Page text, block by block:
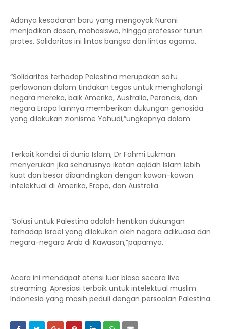
Adanya kesadaran baru yang mengoyak Nurani
menjadikan dosen, mahasiswa, hingga professor turun
protes. Solidaritas ini lintas bangsa dan lintas agama.
“Solidaritas terhadap Palestina merupakan satu
perlawanan dalam tindakan tegas untuk menghalangi
negara mereka, baik Amerika, Australia, Perancis, dan
negara Eropa lainnya memberikan dukungan genosida
yang dilakukan zionisme Yahudi,”ungkapnya dalam.
Terkait kondisi di dunia Islam, Dr Fahmi Lukman
menyerukan jika seharusnya ikatan aqidah Islam lebih
kuat dan besar dibandingkan dengan kawan-kawan
intelektual di Amerika, Eropa, dan Australia.
“Solusi untuk Palestina adalah hentikan dukungan
terhadap Israel yang dilakukan oleh negara adikuasa dan
negara-negara Arab di Kawasan,”paparnya.
Acara ini mendapat atensi luar biasa secara live
streaming. Apresiasi terbaik untuk intelektual muslim
Indonesia yang masih peduli dengan persoalan Palestina.